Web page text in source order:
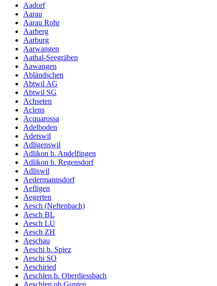
Aadorf
Aarau
Aarau Rohr
Aarberg
Aarburg
Aarwangen
Aathal-Seegräben
Aawangen
Abländschen
Abtwil AG
Abtwil SG
Achseten
Aclens
Acquarossa
Adelboden
Adetswil
Adligenswil
Adlikon b. Andelfingen
Adlikon b. Regensdorf
Adliswil
Aedermannsdorf
Aefligen
Aegerten
Aesch (Neftenbach)
Aesch BL
Aesch LU
Aesch ZH
Aeschau
Aeschi b. Spiez
Aeschi SO
Aeschiried
Aeschlen b. Oberdiessbach
Aeschlen ob Gunten